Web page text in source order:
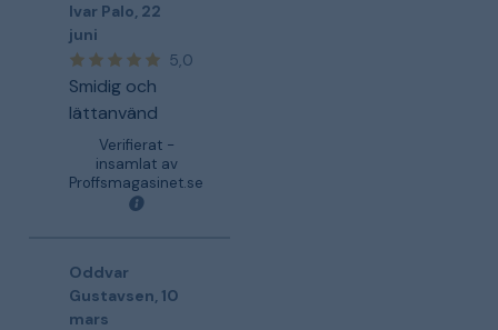
Ivar Palo, 22
juni
5,0
Smidig och
lättanvänd
Verifierat -
insamlat av
Proffsmagasinet.se
Oddvar
Gustavsen, 10
mars